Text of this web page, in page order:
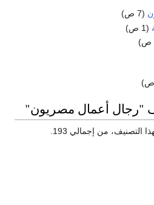
(7 ص)
(1 ص)
"رجال أعمال مصريون"